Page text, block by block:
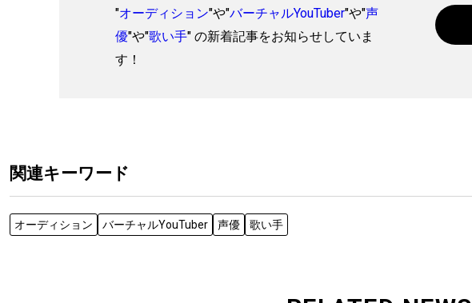
"オーディション"や"バーチャルYouTuber"や"声
優"や"歌い手" の新着記事をお知らせしていま
す！
関連キーワード
オーディション バーチャルYouTuber 声優 歌い手